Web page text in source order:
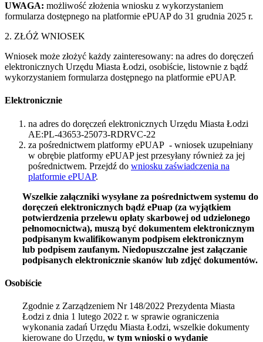
UWAGA: możliwość złożenia wniosku z wykorzystaniem
formularza dostępnego na platformie ePUAP do 31 grudnia 2025 r.
2. ZŁÓŻ WNIOSEK
Wniosek może złożyć każdy zainteresowany: na adres do doręczeń
elektronicznych Urzędu Miasta Łodzi, osobiście, listownie z bądź
wykorzystaniem formularza dostępnego na platformie ePUAP.
Elektronicznie
na adres do doręczeń elektronicznych Urzędu Miasta Łodzi
AE:PL-43653-25073-RDRVC-22
za pośrednictwem platformy ePUAP - wniosek uzupełniany
w obrębie platformy ePUAP jest przesyłany również za jej
pośrednictwem. Przejdź do wniosku zaświadczenia na
platformie ePUAP.
Wszelkie załączniki wysyłane za pośrednictwem systemu do
doręczeń elektronicznych bądź ePuap (za wyjątkiem
potwierdzenia przelewu opłaty skarbowej od udzielonego
pełnomocnictwa), muszą być dokumentem elektronicznym
podpisanym kwalifikowanym podpisem elektronicznym
lub podpisem zaufanym. Niedopuszczalne jest załączanie
podpisanych elektronicznie skanów lub zdjęć dokumentów.
Osobiście
Zgodnie z Zarządzeniem Nr 148/2022 Prezydenta Miasta
Łodzi z dnia 1 lutego 2022 r. w sprawie ograniczenia
wykonania zadań Urzędu Miasta Łodzi, wszelkie dokumenty
kierowane do Urzędu, w tym wnioski o wydanie